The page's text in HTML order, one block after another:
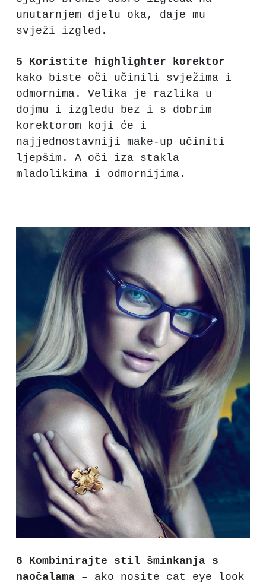
unutarnjem djelu oka, daje mu
svježi izgled.
5
Koristite highlighter korektor
kako biste oči učinili svježima i
odmornima. Velika je razlika u
dojmu i izgledu bez i s dobrim
korektorom koji će i
najjednostavniji make-up učiniti
ljepšim. A oči iza stakla
mladolikima i odmornijima.
6 Kombinirajte stil šminkanja s
naočalama – ako nosite cat eye look